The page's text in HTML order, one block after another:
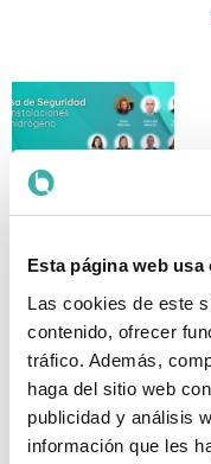
Esta página web usa
Las cookies de este
contenido, ofrecer
tráfico. Además,
haga del sitio web
publicidad y análisis
información que les
BEQUINOR Coordina